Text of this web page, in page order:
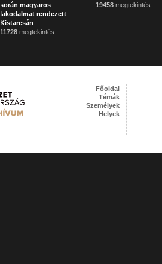
során magyaros
lakodalmat rendezett
Kistarcsán
11728 megtekintés
19458 megtekintés
Főoldal
Témák
Személyek
Helyek